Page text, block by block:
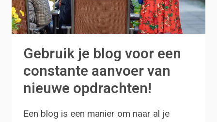
Gebruik je blog voor een
constante aanvoer van
nieuwe opdrachten!
Een blog is een manier om naar al je